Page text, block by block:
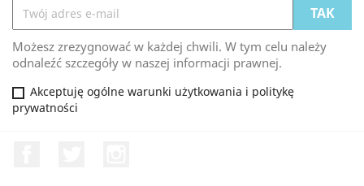
Możesz zrezygnować w każdej chwili. W tym celu należy
odnaleźć szczegóły w naszej informacji prawnej.
Akceptuję ogólne warunki użytkowania i politykę
prywatności